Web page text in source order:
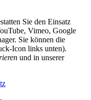
Sie den Einsatz
Vimeo, Google
Sie können die
Icon links unten).
und in unserer